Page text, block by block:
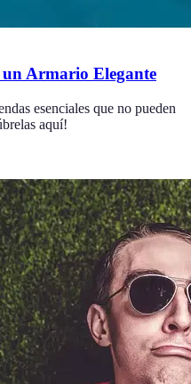
un Armario Elegante
esenciales que no pueden
aquí!